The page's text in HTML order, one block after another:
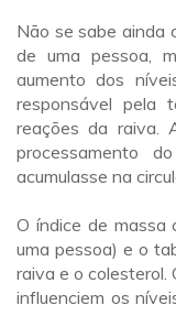
Não se sabe ainda
de uma pessoa,
aumento dos
responsável pela
reações da raiva.
processamento
acumulasse na
O índice de massa
uma pessoa) e o
raiva e o colesterol.
influenciem os